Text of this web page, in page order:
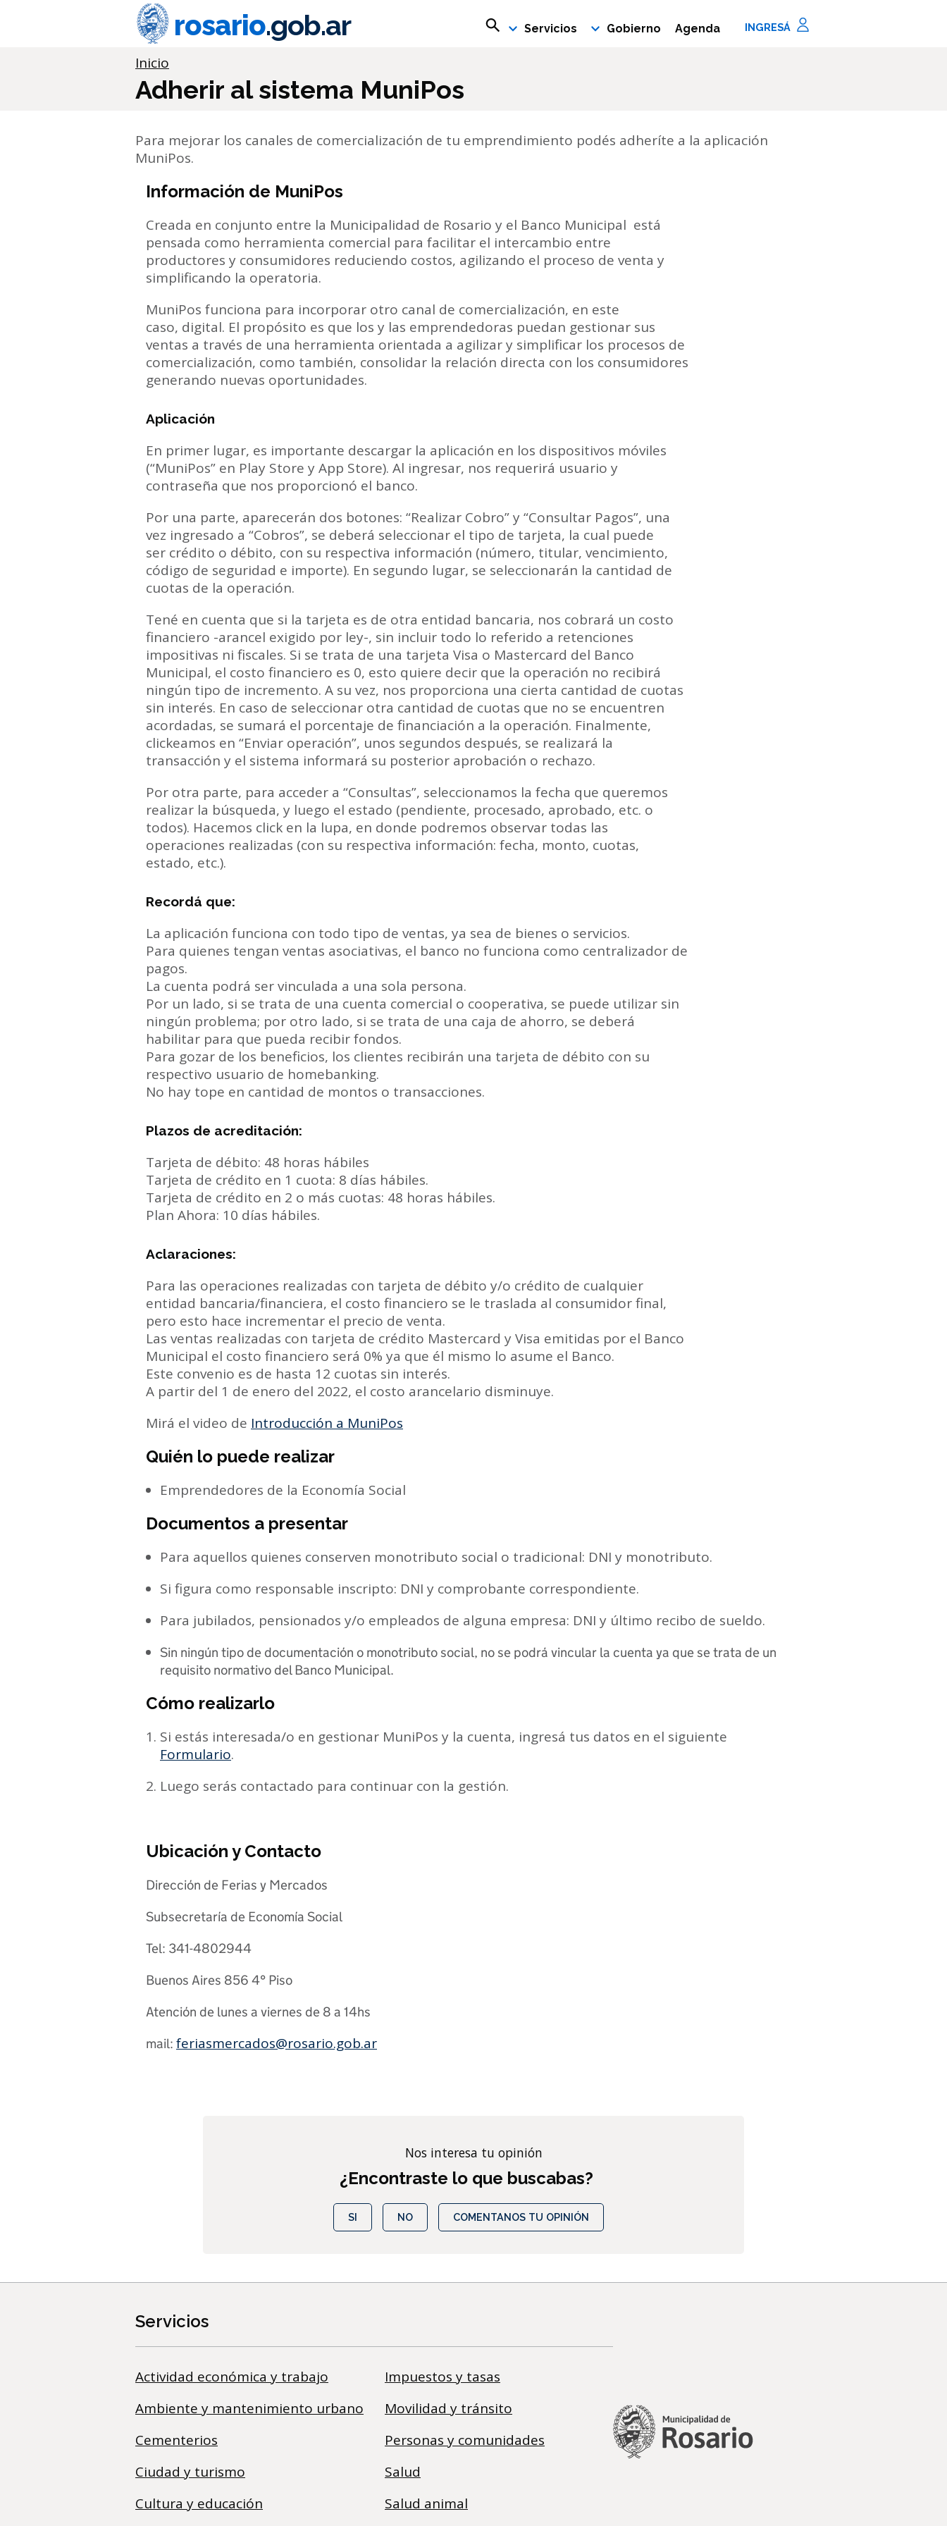
rosario.gob.ar Buscar en rosario.gob.ar
Servicios Gobierno Agenda
Información importante
Inicio
Adherir al sistema MuniPos
Para mejorar los canales de comercialización de tu emprendimiento podés adheríte a la aplicación
MuniPos.
Información de MuniPos
Creada en conjunto entre la Municipalidad de Rosario y el Banco Municipal está
pensada como herramienta comercial para facilitar el intercambio entre
productores y consumidores reduciendo costos, agilizando el proceso de venta y
simplificando la operatoria.
MuniPos funciona para incorporar otro canal de comercialización, en este
caso, digital. El propósito es que los y las emprendedoras puedan gestionar sus
ventas a través de una herramienta orientada a agilizar y simplificar los procesos de
comercialización, como también, consolidar la relación directa con los consumidores
generando nuevas oportunidades.
Aplicación
En primer lugar, es importante descargar la aplicación en los dispositivos móviles
(“MuniPos” en Play Store y App Store). Al ingresar, nos requerirá usuario y
contraseña que nos proporcionó el banco.
Por una parte, aparecerán dos botones: “Realizar Cobro” y “Consultar Pagos”, una
vez ingresado a “Cobros”, se deberá seleccionar el tipo de tarjeta, la cual puede
ser crédito o débito, con su respectiva información (número, titular, vencimiento,
código de seguridad e importe). En segundo lugar, se seleccionarán la cantidad de
cuotas de la operación.
Tené en cuenta que si la tarjeta es de otra entidad bancaria, nos cobrará un costo
financiero -arancel exigido por ley-, sin incluir todo lo referido a retenciones
impositivas ni fiscales. Si se trata de una tarjeta Visa o Mastercard del Banco
Municipal, el costo financiero es 0, esto quiere decir que la operación no recibirá
ningún tipo de incremento. A su vez, nos proporciona una cierta cantidad de cuotas
sin interés. En caso de seleccionar otra cantidad de cuotas que no se encuentren
acordadas, se sumará el porcentaje de financiación a la operación. Finalmente,
clickeamos en “Enviar operación”, unos segundos después, se realizará la
transacción y el sistema informará su posterior aprobación o rechazo.
Por otra parte, para acceder a “Consultas”, seleccionamos la fecha que queremos
realizar la búsqueda, y luego el estado (pendiente, procesado, aprobado, etc. o
todos). Hacemos click en la lupa, en donde podremos observar todas las
operaciones realizadas (con su respectiva información: fecha, monto, cuotas,
estado, etc.).
Recordá que:
La aplicación funciona con todo tipo de ventas, ya sea de bienes o servicios.
Para quienes tengan ventas asociativas, el banco no funciona como centralizador de
pagos.
La cuenta podrá ser vinculada a una sola persona.
Por un lado, si se trata de una cuenta comercial o cooperativa, se puede utilizar sin
ningún problema; por otro lado, si se trata de una caja de ahorro, se deberá
habilitar para que pueda recibir fondos.
Para gozar de los beneficios, los clientes recibirán una tarjeta de débito con su
respectivo usuario de homebanking.
No hay tope en cantidad de montos o transacciones.
Plazos de acreditación:
Tarjeta de débito: 48 horas hábiles
Tarjeta de crédito en 1 cuota: 8 días hábiles.
Tarjeta de crédito en 2 o más cuotas: 48 horas hábiles.
Plan Ahora: 10 días hábiles.
Aclaraciones:
Para las operaciones realizadas con tarjeta de débito y/o crédito de cualquier
entidad bancaria/financiera, el costo financiero se le traslada al consumidor final,
pero esto hace incrementar el precio de venta.
Las ventas realizadas con tarjeta de crédito Mastercard y Visa emitidas por el Banco
Municipal el costo financiero será 0% ya que él mismo lo asume el Banco.
Este convenio es de hasta 12 cuotas sin interés.
A partir del 1 de enero del 2022, el costo arancelario disminuye.
Mirá el video de Introducción a MuniPos
Quién lo puede realizar
Emprendedores de la Economía Social
Documentos a presentar
Para aquellos quienes conserven monotributo social o tradicional: DNI y monotributo.
Si figura como responsable inscripto: DNI y comprobante correspondiente.
Para jubilados, pensionados y/o empleados de alguna empresa: DNI y último recibo de sueldo.
Sin ningún tipo de documentación o monotributo social, no se podrá vincular la cuenta ya que se trata de un
requisito normativo del Banco Municipal.
Cómo realizarlo
Si estás interesada/o en gestionar MuniPos y la cuenta, ingresá tus datos en el siguiente
Formulario.
Luego serás contactado para continuar con la gestión.
Ubicación y Contacto
Dirección de Ferias y Mercados
Subsecretaría de Economía Social
Tel: 341-4802944
Buenos Aires 856 4° Piso
Atención de lunes a viernes de 8 a 14hs
mail: feriasmercados@rosario.gob.ar
Nos interesa tu opinión
¿Encontraste lo que buscabas?
SI NO COMENTANOS TU OPINIÓN
Servicios
Actividad económica y trabajo
Ambiente y mantenimiento urbano
Cementerios
Ciudad y turismo
Cultura y educación
Impuestos y tasas
Movilidad y tránsito
Personas y comunidades
Salud
Salud animal